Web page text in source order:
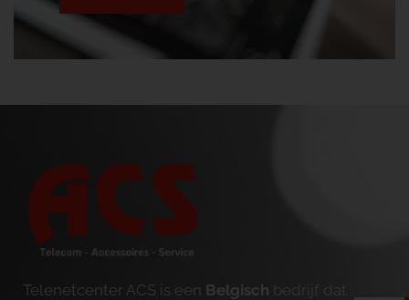
Telenetcenter ACS is een Belgisch bedrijf dat